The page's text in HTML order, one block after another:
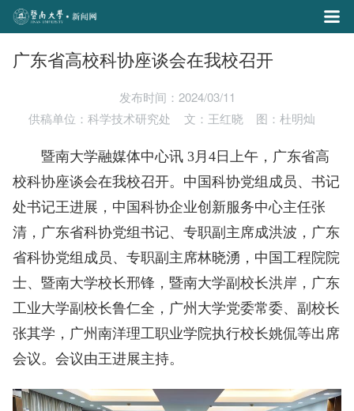
广东省高校科协座谈会在我校召开
发布时间：2024/03/11
供稿单位：科学技术研究处
文：王红晓 图：杜明灿
暨南大学融媒体中心讯 3月4日上午，广东省高
校科协座谈会在我校召开。中国科协党组成员、书记
处书记王进展，中国科协企业创新服务中心主任张
清，广东省科协党组书记、专职副主席成洪波，广东
省科协党组成员、专职副主席林晓湧，中国工程院院
士、暨南大学校长邢锋，暨南大学副校长洪岸，广东
工业大学副校长鲁仁全，广州大学党委常委、副校长
张其学，广州南洋理工职业学院执行校长姚侃等出席
会议。会议由王进展主持。